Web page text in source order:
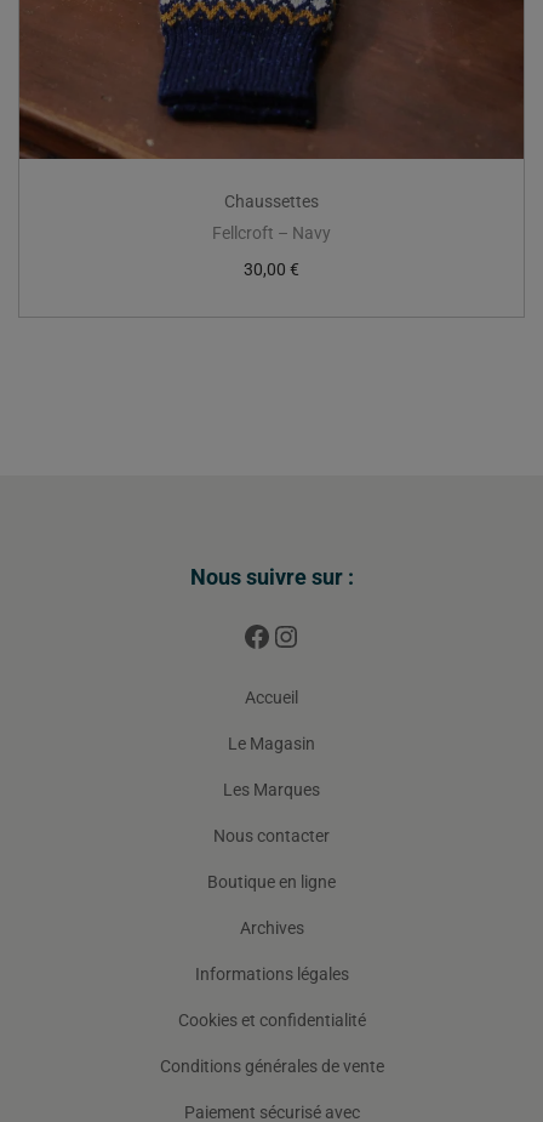
Chaussettes
Fellcroft – Navy
30,00 €
Nous suivre sur :
Accueil
Le Magasin
Les Marques
Nous contacter
Boutique en ligne
Archives
Informations légales
Cookies et confidentialité
Conditions générales de vente
Paiement sécurisé avec